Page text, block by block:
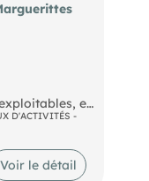
en
optimale
tertiaire,
local.
D'ACTIVITÉS -
Voir le détail